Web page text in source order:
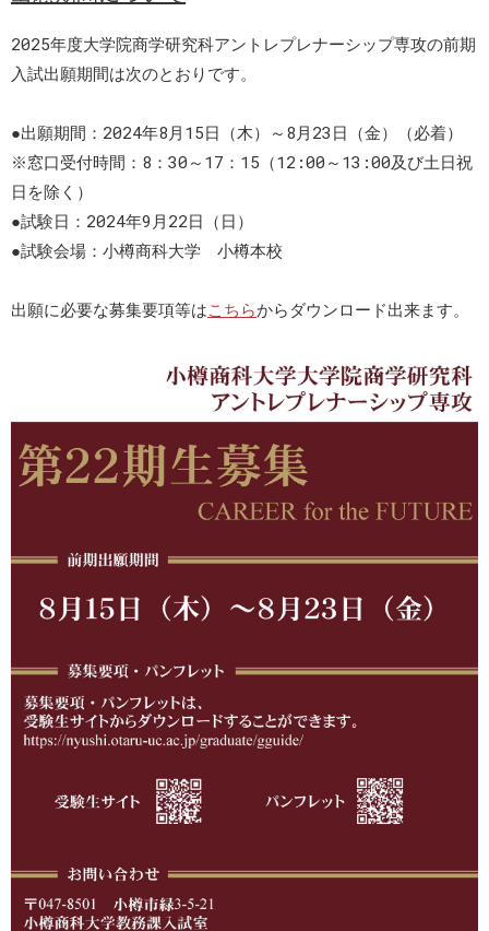
2025年度大学院商学研究科アントレプレナーシップ専攻の前期
入試出願期間は次のとおりです。
●出願期間：2024年8月15日（木）～8月23日（金）（必着）
※窓口受付時間：8：30～17：15（12:00～13:00及び土日祝
日を除く）
●試験日：2024年9月22日（日）
●試験会場：小樽商科大学 小樽本校
出願に必要な募集要項等はこちらからダウンロード出来ます。